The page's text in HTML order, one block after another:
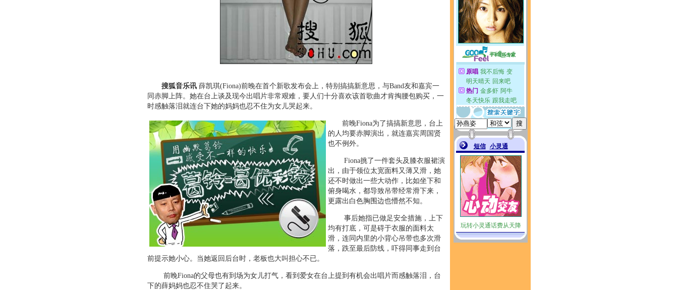
搜狐音乐讯 薛凯琪(Fiona)前晚在首个新歌发布会上，特别搞搞新意思，与Band友和嘉宾一
同赤脚上阵。她在台上谈及现今出唱片非常艰难，要人们十分喜欢该首歌曲才肯掏腰包购买，一
时感触落泪就连台下她的妈妈也忍不住为女儿哭起来。
前晚Fiona为了搞搞新意思，台上
的人均要赤脚演出，就连嘉宾周国贤
也不例外。
Fiona挑了一件套头及膝衣服裙演
出，由于领位太宽面料又薄又滑，她
还不时做出一些大动作，比如坐下和
俯身喝水，都导致吊带经常滑下来，
更露出白色胸围边也懵然不知。
事后她指已做足安全措施，上下
均有打底，可是碍于衣服的面料太
滑，连同内里的小背心吊带也多次滑
落，跌至最后防线，吓得同事走到台
前提示她小心。当她返回后台时，老板也大叫担心不已。
前晚Fiona的父母也有到场为女儿打气，看到爱女在台上提到有机会出唱片而感触落泪，台
下的薛妈妈也忍不住哭了起来。